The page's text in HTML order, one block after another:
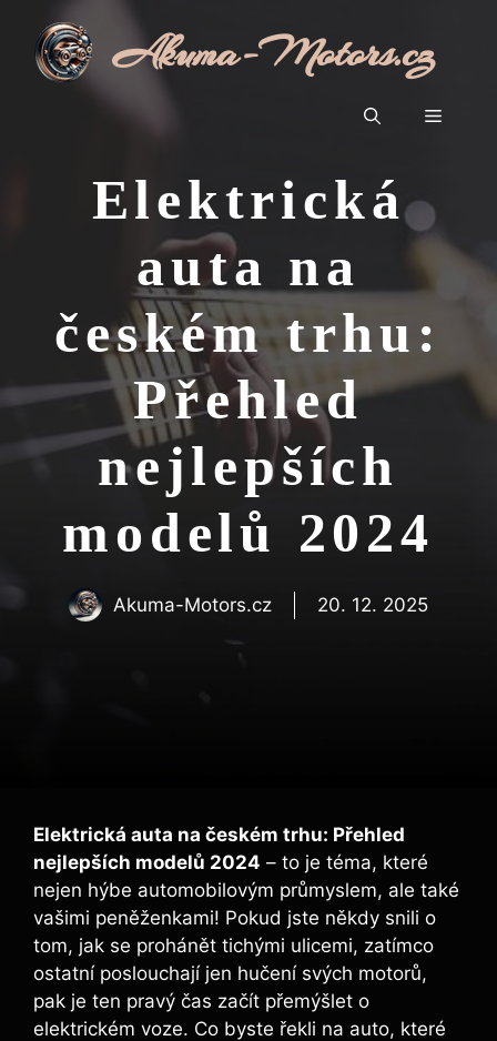
obsah
Akuma-Motors.cz
Menu
Elektrická
auta na
českém trhu:
Přehled
nejlepších
modelů 2024
Akuma-Motors.cz 20. 12. 2025
Elektrická auta na českém trhu: Přehled
nejlepších modelů 2024 – to je téma, které
nejen hýbe automobilovým průmyslem, ale také
vašimi peněženkami! Pokud jste někdy snili o
tom, jak se prohánět tichými ulicemi, zatímco
ostatní poslouchají jen hučení svých motorů,
pak je ten pravý čas začít přemýšlet o
elektrickém voze. Co byste řekli na auto, které